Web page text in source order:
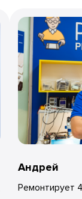
Андрей
Ремонтирует